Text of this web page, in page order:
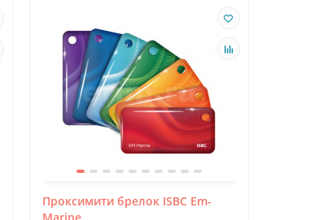
Проксимити брелок ISBC Em-